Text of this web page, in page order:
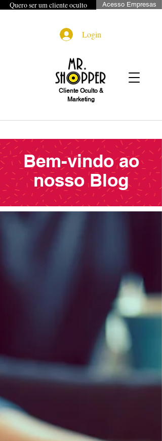
Quero ser um cliente oculto Acesso Empresas
Login
Cliente Oculto &
Marketing
Bem-vindo ao
nosso Blog